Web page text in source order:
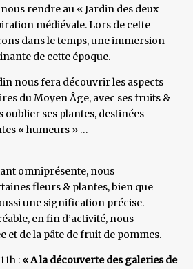
nous rendre au « Jardin des deux
médiévale. Lors de cette
dans le temps, une immersion
de cette époque.
nous fera découvrir les aspects
du Moyen Âge, avec ses fruits &
oublier ses plantes, destinées
« humeurs » …
omniprésente, nous
fleurs & plantes, bien que
une signification précise.
en fin d’activité, nous
et de la pâte de fruit de pommes.
: « A la découverte des galeries de